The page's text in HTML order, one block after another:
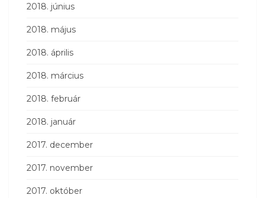
2018. június
2018. május
2018. április
2018. március
2018. február
2018. január
2017. december
2017. november
2017. október